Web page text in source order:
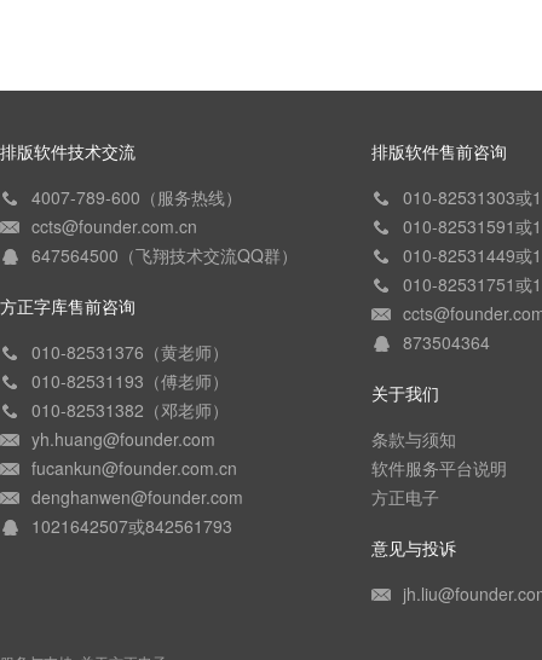
排版软件技术交流
4007-789-600（服务热线）
ccts@founder.com.cn
647564500（飞翔技术交流QQ群）
方正字库售前咨询
010-82531376（黄老师）
010-82531193（傅老师）
010-82531382（邓老师）
yh.huang@founder.com
fucankun@founder.com.cn
denghanwen@founder.com
1021642507或842561793
排版软件售前咨询
010-82531303或
010-82531591或
010-82531449或
010-82531751或
873504364
关于我们
条款与须知
软件服务平台说明
方正电子
意见与投诉